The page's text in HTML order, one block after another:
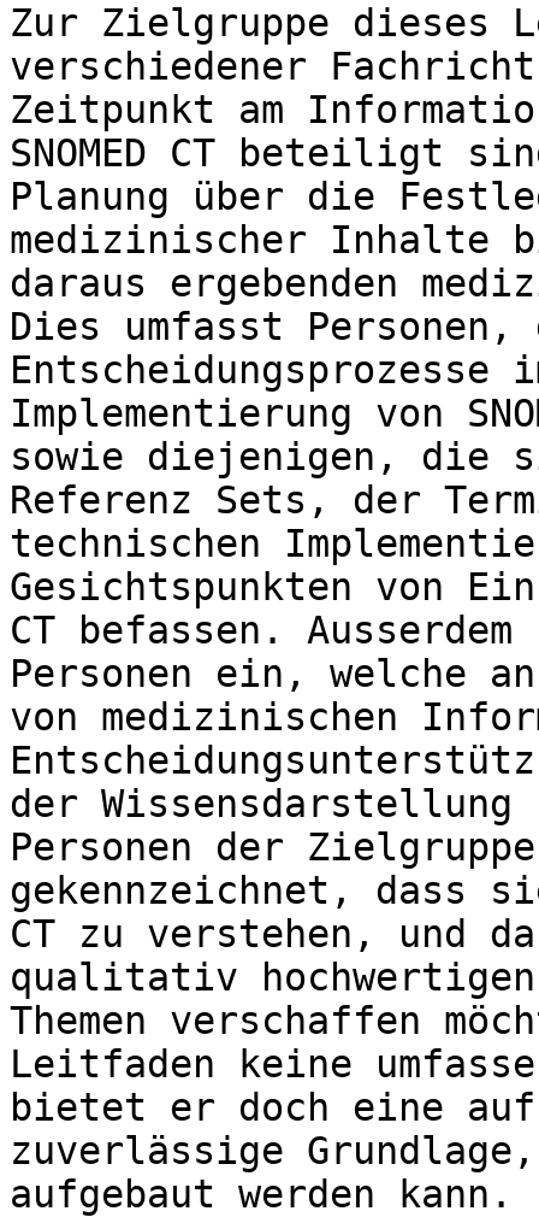
Zur Zielgruppe dieses
verschiedener
Zeitpunkt am
SNOMED CT beteiligt
Planung über die
medizinischer Inhalte
daraus ergebenden
Dies umfasst
Entscheidungsprozesse
Implementierung von
sowie diejenigen, die
Referenz Sets, der
technischen
Gesichtspunkten von
CT befassen.
Personen ein, welche
von medizinischen
der
Personen der
gekennzeichnet, dass
CT zu verstehen, und
qualitativ
Themen verschaffen
Leitfaden keine
bietet er doch eine
zuverlässige
aufgebaut werden kann.